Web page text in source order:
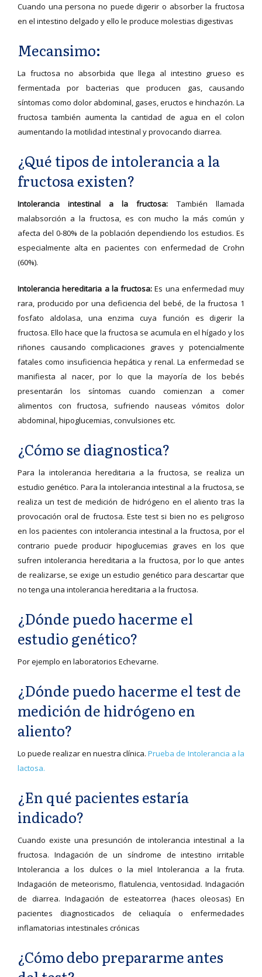
Cuando una persona no puede digerir o absorber la fructosa
en el intestino delgado y ello le produce molestias digestivas
Mecansimo:
La fructosa no absorbida que llega al intestino grueso es
fermentada por bacterias que producen gas, causando
síntomas como dolor abdominal, gases, eructos e hinchazón. La
fructosa también aumenta la cantidad de agua en el colon
aumentando la motilidad intestinal y provocando diarrea.
¿Qué tipos de intolerancia a la
fructosa existen?
Intolerancia intestinal a la fructosa: También llamada
malabsorción a la fructosa, es con mucho la más común y
afecta del 0-80% de la población dependiendo los estudios. Es
especialmente alta en pacientes con enfermedad de Crohn
(60%).
Intolerancia hereditaria a la fructosa: Es una enfermedad muy
rara, producido por una deficiencia del bebé, de la fructosa 1
fosfato aldolasa, una enzima cuya función es digerir la
fructosa. Ello hace que la fructosa se acumula en el hígado y los
riñones causando complicaciones graves y potencialmente
fatales como insuficiencia hepática y renal. La enfermedad se
manifiesta al nacer, por lo que la mayoría de los bebés
presentarán los síntomas cuando comienzan a comer
alimentos con fructosa, sufriendo nauseas vómitos dolor
abdominal, hipoglucemias, convulsiones etc.
¿Cómo se diagnostica?
Para la intolerancia hereditaria a la fructosa, se realiza un
estudio genético. Para la intolerancia intestinal a la fructosa, se
realiza un test de medición de hidrógeno en el aliento tras la
provocación oral de fructosa. Este test si bien no es peligroso
en los pacientes con intolerancia intestinal a la fructosa, por el
contrario puede producir hipoglucemias graves en los que
sufren intolerancia hereditaria a la fructosa, por lo que antes
de realizarse, se exige un estudio genético para descartar que
no tenga una intolerancia hereditaria a la fructosa.
¿Dónde puedo hacerme el
estudio genético?
Por ejemplo en laboratorios Echevarne.
¿Dónde puedo hacerme el test de
medición de hidrógeno en
aliento?
Lo puede realizar en nuestra clínica. Prueba de Intolerancia a la
lactosa.
¿En qué pacientes estaría
indicado?
Cuando existe una presunción de intolerancia intestinal a la
fructosa. Indagación de un síndrome de intestino irritable
Intolerancia a los dulces o la miel Intolerancia a la fruta.
Indagación de meteorismo, flatulencia, ventosidad. Indagación
de diarrea. Indagación de esteatorrea (haces oleosas) En
pacientes diagnosticados de celiaquía o enfermedades
inflamatorias intestinales crónicas
¿Cómo debo prepararme antes